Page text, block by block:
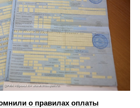
о правилах оплаты